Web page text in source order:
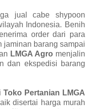
jual cabe shypoon
Indonesia. Benih
order dari para
jaminan barang sampai
LMGA Agro menjalin
dan ekspedisi barang
Toko Pertanian LMGA
disertai harga murah